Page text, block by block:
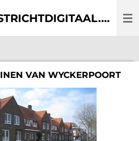
MAASTRICHTDIGITAAL.COM
VAN WYCKERPOORT